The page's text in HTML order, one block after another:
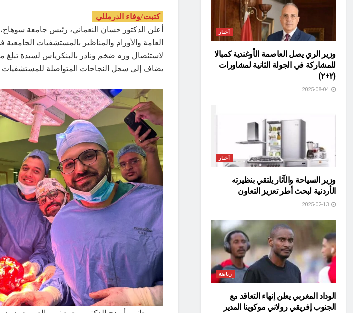
كتبت/وفاء الدرمللي
أعلن الدكتور حسان النعماني، رئيس جامعة
العامة والأورام والمناظير بالمستشفيات
يضاف إلى سجل النجاحات المتواصلة للمستشفيات
أخبار
وزير الري يصل العاصمة الأوغندية كمبالا
للمشاركة في الجولة الثانية لمشاورات
(٢+٢)
أخبار
وزير السياحة والآثار يلتقي بنظيرته
الأردنية لبحث أطر تعزيز التعاون
رياضة
الوداد المغربي يعلن إنهاء التعاقد مع
الجنوب إفريقي رولاني موكوينا المدير